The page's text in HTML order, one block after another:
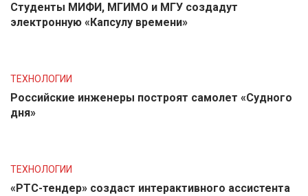
Студенты МИФИ, МГИМО и МГУ создадут
электронную «Капсулу времени»
ТЕХНОЛОГИИ
Российские инженеры построят самолет «Судного
дня»
ТЕХНОЛОГИИ
«РТС-тендер» создаст интерактивного ассистента